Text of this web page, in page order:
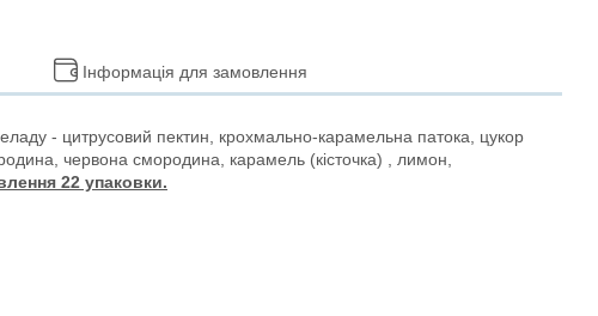
Інформація для замовлення
- цитрусовий пектин, крохмально-карамельна патока, цукор
червона смородина, карамель (кісточка) , лимон,
22 упаковки.